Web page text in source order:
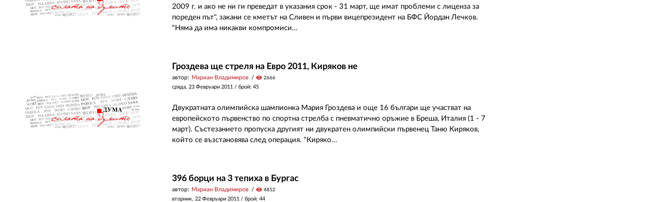
2009 г. и ако не ни ги преведат в указания срок - 31 март, ще имат проблеми с лиценза за
пореден път", закани се кметът на Сливен и първи вицепрезидент на БФС Йордан Лечков.
"Няма да има никакви компромиси...
Гроздева ще стреля на Евро 2011, Киряков не
автор: Мариан Владимиров visibility 2666
сряда, 23 Февруари 2011 / брой: 45
Двукратната олимпийска шампионка Мария Гроздева и още 16 българи ще участват на
европейското първенство по спортна стрелба с пневматично оръжие в Бреша, Италия (1 - 7
март). Състезанието пропуска другият ни двукратен олимпийски първенец Таню Киряков,
който се възстановява след операция. "Киряко...
396 борци на 3 тепиха в Бургас
автор: Мариан Владимиров visibility 4852
вторник, 22 Февруари 2011 / брой: 44